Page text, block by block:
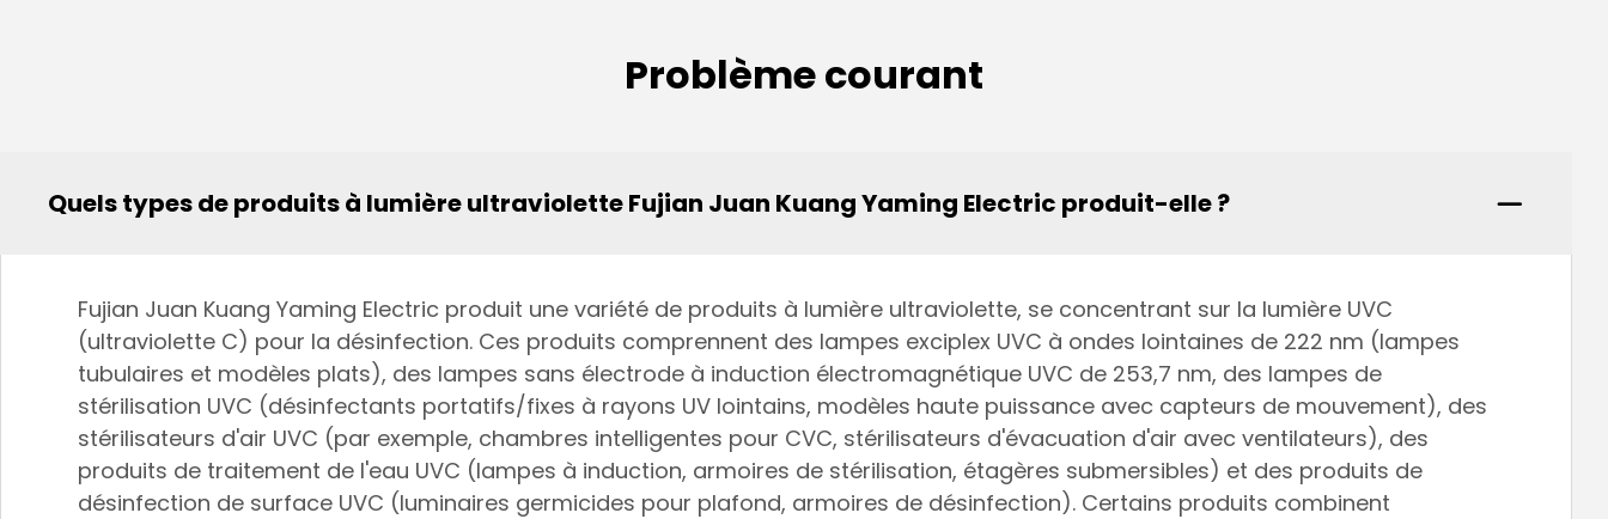
Problème courant
Quels types de produits à lumière ultraviolette Fujian Juan Kuang Yaming Electric produit-elle ?
Fujian Juan Kuang Yaming Electric produit une variété de produits à lumière ultraviolette, se concentrant sur la lumière UVC
(ultraviolette C) pour la désinfection. Ces produits comprennent des lampes exciplex UVC à ondes lointaines de 222 nm (lampes
tubulaires et modèles plats), des lampes sans électrode à induction électromagnétique UVC de 253,7 nm, des lampes de
stérilisation UVC (désinfectants portatifs/fixes à rayons UV lointains, modèles haute puissance avec capteurs de mouvement), des
stérilisateurs d'air UVC (par exemple, chambres intelligentes pour CVC, stérilisateurs d'évacuation d'air avec ventilateurs), des
produits de traitement de l'eau UVC (lampes à induction, armoires de stérilisation, étagères submersibles) et des produits de
désinfection de surface UVC (luminaires germicides pour plafond, armoires de désinfection). Certains produits combinent